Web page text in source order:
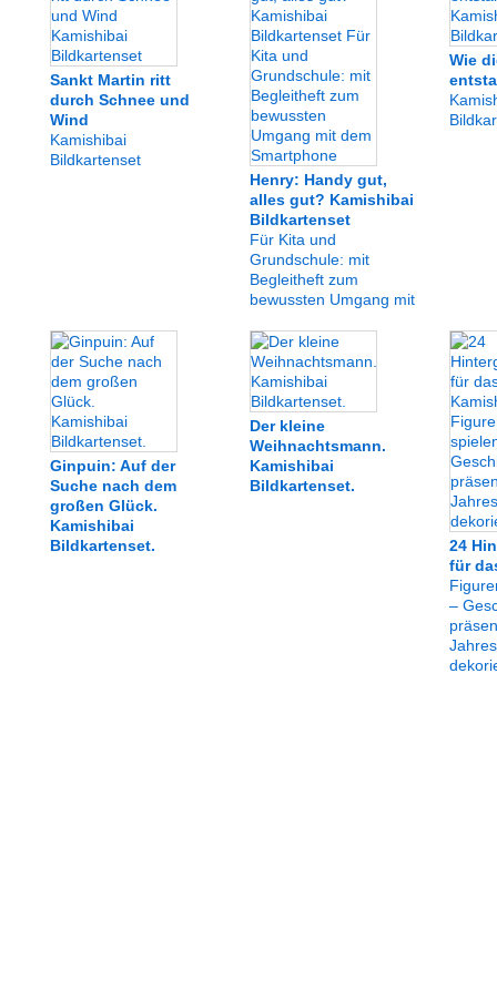
Sankt Martin ritt
durch Schnee und
Wind
Kamishibai
Bildkartenset
Henry: Handy gut,
alles gut? Kamishibai
Bildkartenset
Für Kita und
Grundschule: mit
Begleitheft zum
bewussten Umgang mit
Wie
Ginpuin: Auf der
Suche nach dem
großen Glück.
Kamishibai
Bildkartenset.
Der kleine
Weihnachtsmann.
Kamishibai
Bildkartenset.
24
für
–